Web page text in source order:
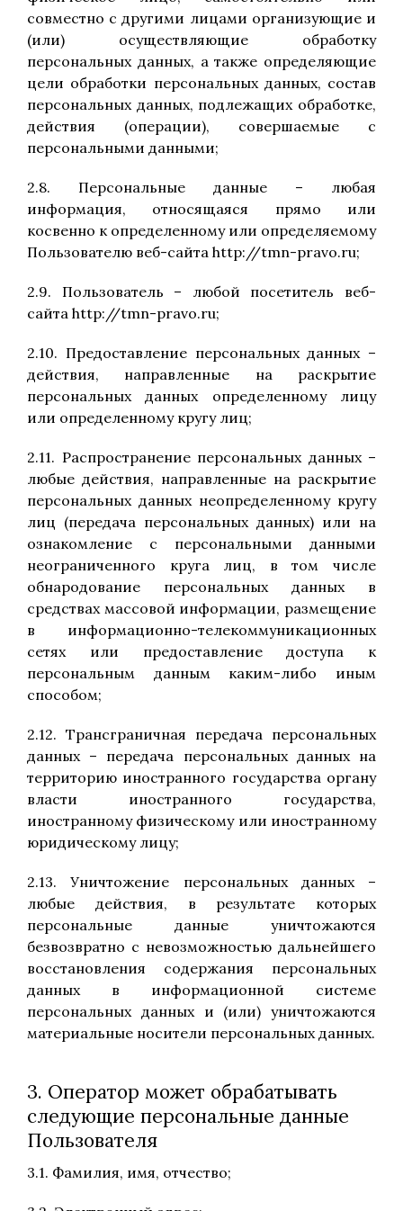
совместно с другими лицами организующие и
(или) осуществляющие обработку
персональных данных, а также определяющие
цели обработки персональных данных, состав
персональных данных, подлежащих обработке,
действия (операции), совершаемые с
персональными данными;
2.8. Персональные данные – любая
информация, относящаяся прямо или
косвенно к определенному или определяемому
Пользователю веб-сайта http://tmn-pravo.ru;
2.9. Пользователь – любой посетитель веб-
сайта http://tmn-pravo.ru;
2.10. Предоставление персональных данных –
действия, направленные на раскрытие
персональных данных определенному лицу
или определенному кругу лиц;
2.11. Распространение персональных данных –
любые действия, направленные на раскрытие
персональных данных неопределенному кругу
лиц (передача персональных данных) или на
ознакомление с персональными данными
неограниченного круга лиц, в том числе
обнародование персональных данных в
средствах массовой информации, размещение
в информационно-телекоммуникационных
сетях или предоставление доступа к
персональным данным каким-либо иным
способом;
2.12. Трансграничная передача персональных
данных – передача персональных данных на
территорию иностранного государства органу
власти иностранного государства,
иностранному физическому или иностранному
юридическому лицу;
2.13. Уничтожение персональных данных –
любые действия, в результате которых
персональные данные уничтожаются
безвозвратно с невозможностью дальнейшего
восстановления содержания персональных
данных в информационной системе
персональных данных и (или) уничтожаются
материальные носители персональных данных.
3. Оператор может обрабатывать
следующие персональные данные
Пользователя
3.1. Фамилия, имя, отчество;